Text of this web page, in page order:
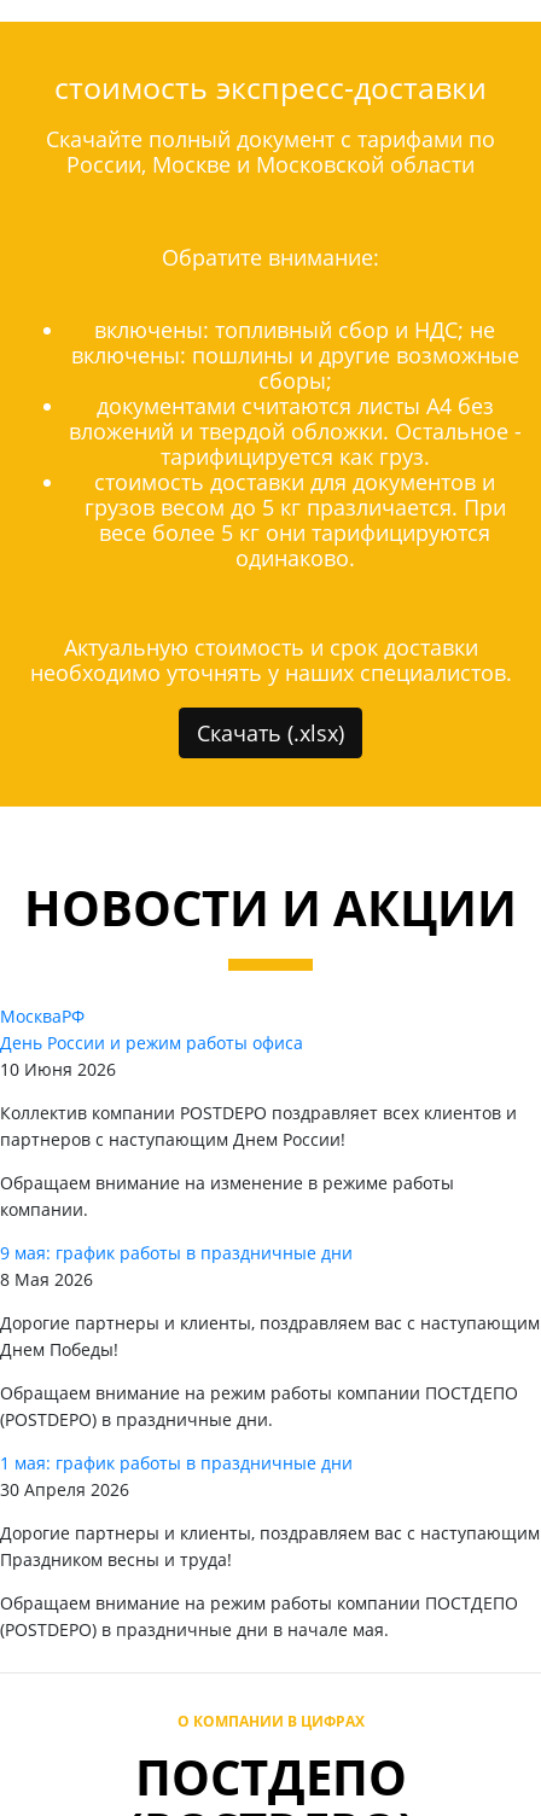
стоимость экспресс-доставки
Скачайте полный документ с тарифами по
России, Москве и Московской области
Обратите внимание:
включены: топливный сбор и НДС; не
включены: пошлины и другие возможные
сборы;
документами считаются листы А4 без
вложений и твердой обложки. Остальное -
тарифицируется как груз.
стоимость доставки для документов и
грузов весом до 5 кг празличается. При
весе более 5 кг они тарифицируются
одинаково.
Актуальную стоимость и срок доставки
необходимо уточнять у наших специалистов.
Скачать (.xlsx)
НОВОСТИ И АКЦИИ
МоскваРФ
День России и режим работы офиса
10 Июня 2026
Коллектив компании POSTDEPO поздравляет всех клиентов и
партнеров с наступающим Днем России!
Обращаем внимание на изменение в режиме работы
компании.
9 мая: график работы в праздничные дни
8 Мая 2026
Дорогие партнеры и клиенты, поздравляем вас с наступающим
Днем Победы!
Обращаем внимание на режим работы компании ПОСТДЕПО
(POSTDEPO) в праздничные дни.
1 мая: график работы в праздничные дни
30 Апреля 2026
Дорогие партнеры и клиенты, поздравляем вас с наступающим
Праздником весны и труда!
Обращаем внимание на режим работы компании ПОСТДЕПО
(POSTDEPO) в праздничные дни в начале мая.
О КОМПАНИИ В ЦИФРАХ
ПОСТДЕПО